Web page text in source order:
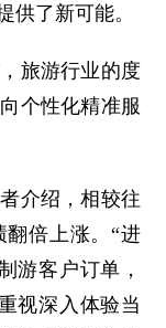
供了新可能。
旅游行业的度
个性化精准服
介绍，相较往
倍上涨。“进
游客户订单，
视深入体验当